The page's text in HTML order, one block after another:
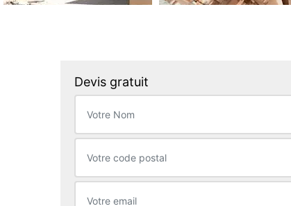
Devis gratuit